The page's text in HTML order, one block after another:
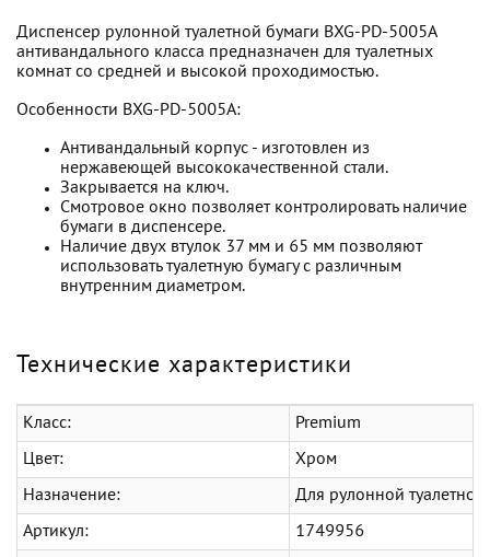
Диспенсер рулонной туалетной бумаги BXG-PD-5005A
антивандального класса предназначен для туалетных
комнат со средней и высокой проходимостью.
Особенности BXG-PD-5005A:
Антивандальный корпус - изготовлен из
нержавеющей высококачественной стали.
Закрывается на ключ.
Смотровое окно позволяет контролировать наличие
бумаги в диспенсере.
Наличие двух втулок 37 мм и 65 мм позволяют
использовать туалетную бумагу с различным
внутренним диаметром.
Технические характеристики
Класс: Premium
Цвет: Хром
Назначение: Для рулонной туалетной
Артикул: 1749956